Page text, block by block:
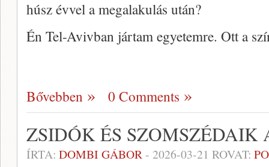
húsz évvel a megalakulás után?
Én Tel-Avivban jártam egyetemre. Ott a
Bővebben 0 Comments
ZSIDÓK ÉS
ÍRTA: DOMBI GÁBOR- 2026-03-21 ROVAT: